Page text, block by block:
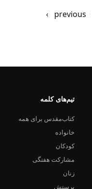
تیم‌های کلمه
کتاب‌مقدس برای همه
خانواده
کودکان
مشارکت هفتگی
زنان
پرستش